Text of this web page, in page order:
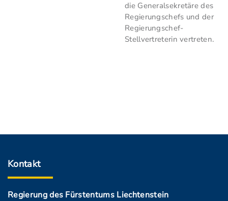
die Generalsekretäre des
Regierungschefs und der
Regierungschef-
Stellvertreterin vertreten.
Kontakt
Regierung des Fürstentums Liechtenstein